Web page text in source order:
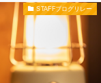
STAFFブログリレー